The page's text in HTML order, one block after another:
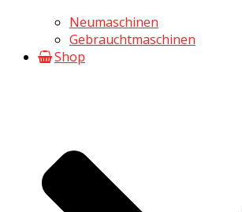
Neumaschinen
Gebrauchtmaschinen
Shop